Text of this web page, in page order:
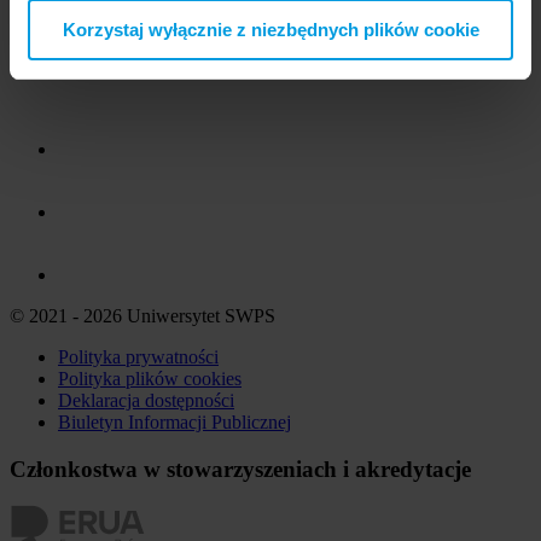
Korzystaj wyłącznie z niezbędnych plików cookie
© 2021 - 2026 Uniwersytet SWPS
Polityka prywatności
Polityka plików cookies
Deklaracja dostępności
Biuletyn Informacji Publicznej
Członkostwa w stowarzyszeniach i akredytacje